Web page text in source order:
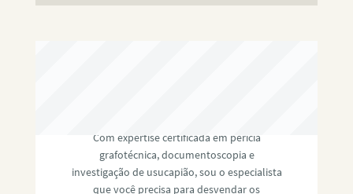
Com expertise certificada em perícia
grafotécnica, documentoscopia e
investigação de usucapião, sou o especialista
que você precisa para desvendar os